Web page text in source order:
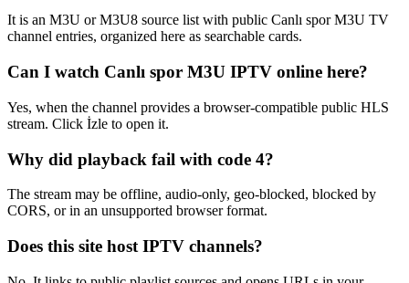
It is an M3U or M3U8 source list with public Canlı spor M3U TV
channel entries, organized here as searchable cards.
Can I watch Canlı spor M3U IPTV online here?
Yes, when the channel provides a browser-compatible public HLS
stream. Click İzle to open it.
Why did playback fail with code 4?
The stream may be offline, audio-only, geo-blocked, blocked by
CORS, or in an unsupported browser format.
Does this site host IPTV channels?